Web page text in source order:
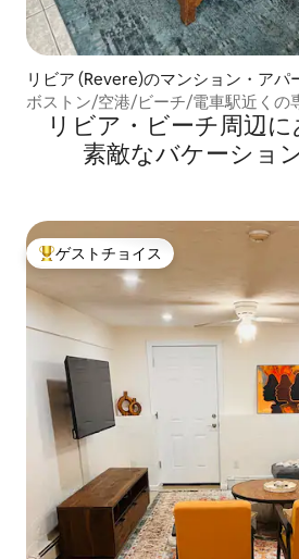
リビア (Revere)のマンション・アパ
ボストン/空港/ビーチ/電車駅近くの
ートリビア・ビーチ⁠周⁠辺⁠
素⁠敵⁠なバ⁠ケ⁠ー⁠シ⁠ョ⁠
大好評のゲストチョイスです。
ゲストチョイス